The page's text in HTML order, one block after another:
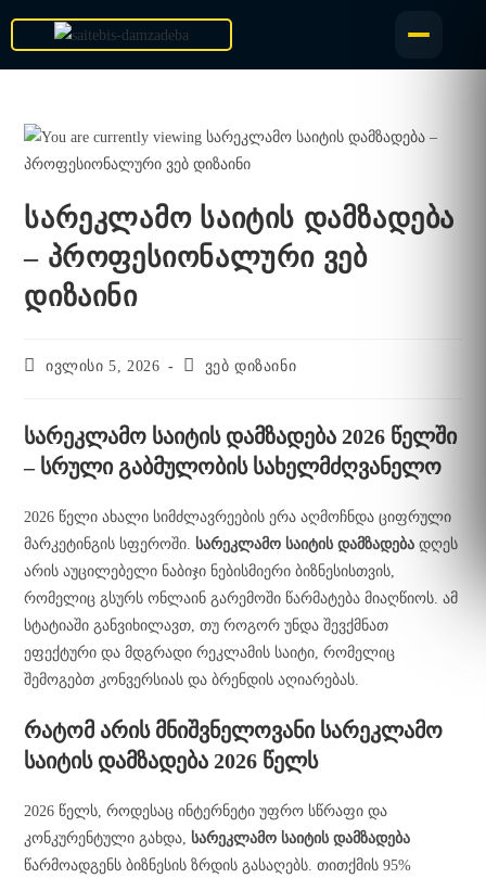
სარეკლამო საიტის დამზადება
– პროფესიონალური ვებ
დიზაინი
ივლისი 5, 2026 ვებ დიზაინი
სარეკლამო საიტის დამზადება 2026 წელში
– სრული გაბმულობის სახელმძღვანელო
2026 წელი ახალი სიმძლავრეების ერა აღმოჩნდა ციფრული
მარკეტინგის სფეროში. სარეკლამო საიტის დამზადება დღეს
არის აუცილებელი ნაბიჯი ნებისმიერი ბიზნესისთვის,
რომელიც გსურს ონლაინ გარემოში წარმატება მიაღწიოს. ამ
სტატიაში განვიხილავთ, თუ როგორ უნდა შევქმნათ
ეფექტური და მდგრადი რეკლამის საიტი, რომელიც
შემოგებთ კონვერსიას და ბრენდის აღიარებას.
რატომ არის მნიშვნელოვანი სარეკლამო
საიტის დამზადება 2026 წელს
2026 წელს, როდესაც ინტერნეტი უფრო სწრაფი და
კონკურენტული გახდა, სარეკლამო საიტის დამზადება
წარმოადგენს ბიზნესის ზრდის გასაღებს. თითქმის 95%